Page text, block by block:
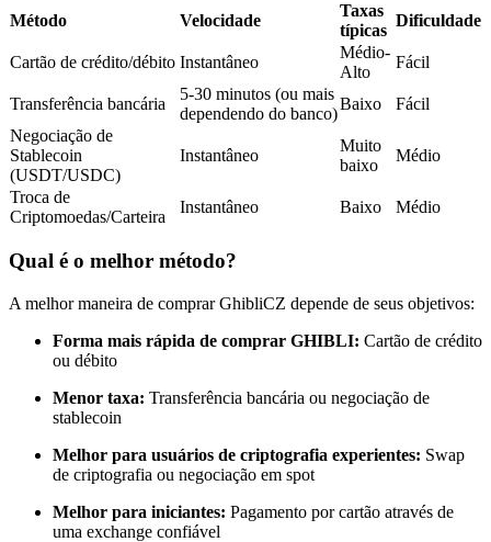
Junte-se aos principais traders
Torne-se um Trader de Cópias
Método Velocidade
Taxas
típicas
Dificuldade
Cartão de crédito/débito Instantâneo
Médio-
Alto
Fácil
Transferência bancária
5-30 minutos (ou mais
dependendo do banco)
Baixo
Fácil
Negociação de
Stablecoin
(USDT/USDC)
Instantâneo
Muito
baixo
Médio
Troca de
Criptomoedas/Carteira
Instantâneo Baixo Médio
Qual é o melhor método?
A melhor maneira de comprar GhibliCZ depende de seus objetivos:
Forma mais rápida de comprar GHIBLI: Cartão de crédito
ou débito
Menor taxa: Transferência bancária ou negociação de
stablecoin
Melhor para usuários de criptografia experientes: Swap
de criptografia ou negociação em spot
Melhor para iniciantes: Pagamento por cartão através de
uma exchange confiável